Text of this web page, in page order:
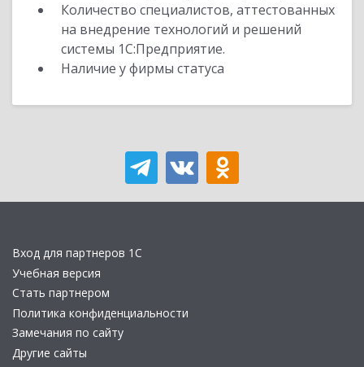
Количество специалистов, аттестованных
на внедрение технологий и решений
системы 1С:Предприятие.
Наличие у фирмы статуса
Вход для партнеров 1С
Учебная версия
Стать партнером
Политика конфиденциальности
Замечания по сайту
Другие сайты